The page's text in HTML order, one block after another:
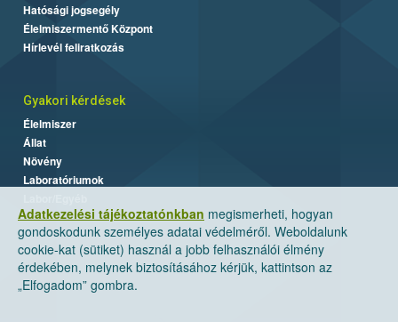
Adatkezelési tájékoztatónkban megismerheti, hogyan
gondoskodunk személyes adatai védelméről. Weboldalunk
cookie-kat (sütiket) használ a jobb felhasználói élmény
érdekében, melynek biztosításához kérjük, kattintson az
„Elfogadom” gombra.
Hatósági jogsegély
Élelmiszermentő Központ
Hírlevél feliratkozás
Gyakori kérdések
Élelmiszer
Állat
Növény
Laboratóriumok